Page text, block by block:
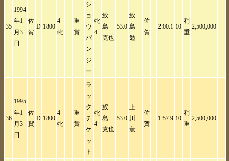
35
1994
年1
月3
日
佐
賀
D 1800
4
牝
重
賞
シ
ョ
ウ
パ
ン
ジ
ー
牝
4
鮫
島
克也
53.0
鮫
島
勉
佐
賀
2:00.1 10
稍
重
2,500,000
36
1995
年1
月3
日
佐
賀
D 1800
4
牝
重
賞
ラ
ッ
ク
チ
ケ
ッ
ト
牝
4
鮫
島
克也
53.0
上
川
薫
佐
賀
1:57.9 10
稍
重
2,500,000